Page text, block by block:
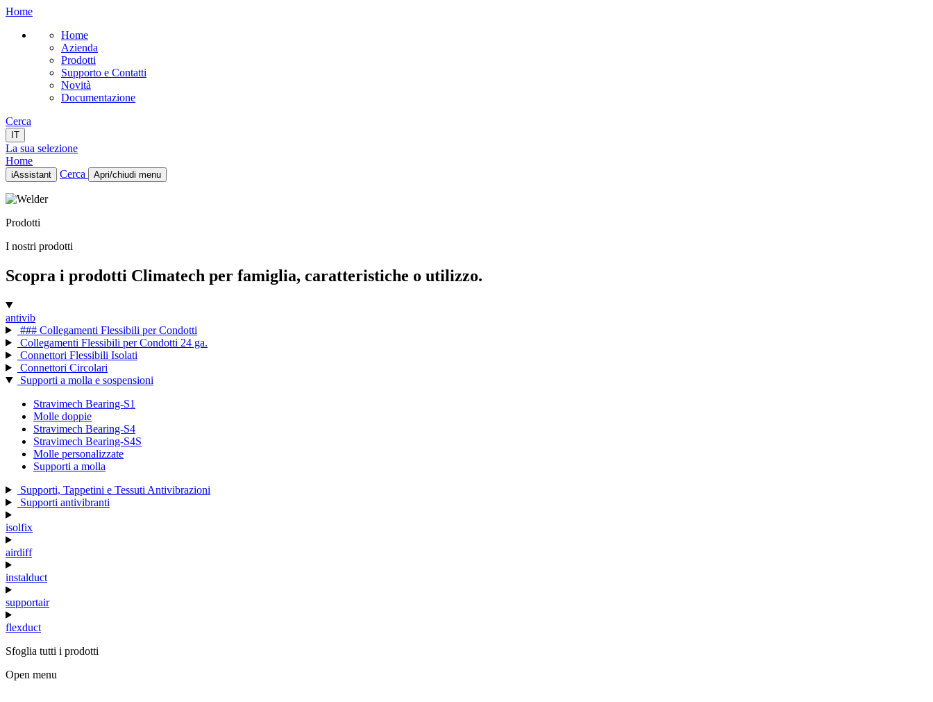
Home
Home
Azienda
Prodotti
Supporto e Contatti
Novità
Documentazione
Cerca
IT
La sua selezione
Home
iAssistant Cerca Apri/chiudi menu
Home
Prodotti
Novità
IT
Prodotti
I nostri prodotti
Scopra i prodotti Climatech per famiglia, caratteristiche o utilizzo.
antivib
### Collegamenti Flessibili per Condotti
Collegamenti Flessibili per Condotti 24 ga.
Connettori Flessibili Isolati
Connettori Circolari
Supporti a molla e sospensioni
Stravimech Bearing-S1
Molle doppie
Stravimech Bearing-S4
Stravimech Bearing-S4S
Molle personalizzate
Supporti a molla
Supporti, Tappetini e Tessuti Antivibrazioni
Supporti antivibranti
isolfix
airdiff
instalduct
supportair
flexduct
Sfoglia tutti i prodotti
Open menu